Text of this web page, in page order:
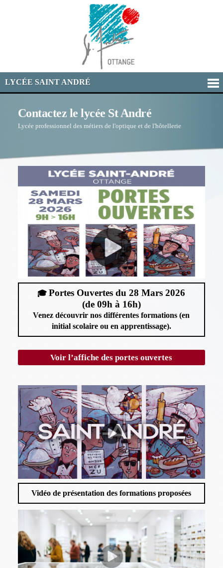
LYCÉE SAINT ANDRÉ
Contactez le lycée St André
Lycée professionnel des métiers de l'optique et de l'hôtellerie
🎓 Portes Ouvertes du 28 Mars 2026
(de 09h à 16h)
Venez découvrir nos différentes formations (en
initial scolaire ou en apprentissage).
Voir l’affiche des portes ouvertes
Vidéo de présentation des formations proposées